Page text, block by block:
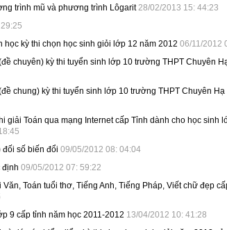
trình mũ và phương trình Lôgarit28/02/2013 15: 44:23
kỳ thi chọn học sinh giỏi lớp 12 năm 2012 06/11/2012
chuyên) kỳ thi tuyển sinh lớp 10 trường THPT Chuyên
chung) kỳ thi tuyển sinh lớp 10 trường THPT Chuyên Hạ
giải Toán qua mạng Internet cấp Tỉnh dành cho học sinh
số biến đổi 09/05/2012 08: 04:04
định 09/05/2012 07: 59:22
Toán tuổi thơ, Tiếng Anh, Tiếng Pháp, Viết chữ đẹp
9 cấp tỉnh năm học 2011-2012 13/04/2012 10: 41:28